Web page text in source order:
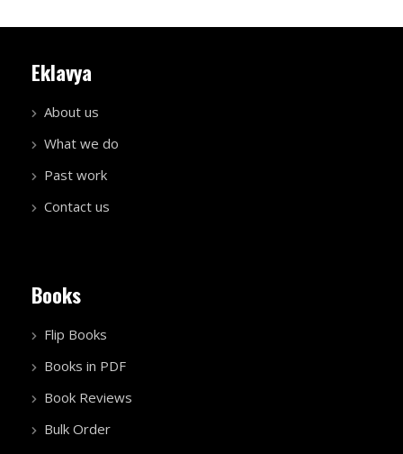
Eklavya
About us
What we do
Past work
Contact us
Books
Flip Books
Books in PDF
Book Reviews
Bulk Order